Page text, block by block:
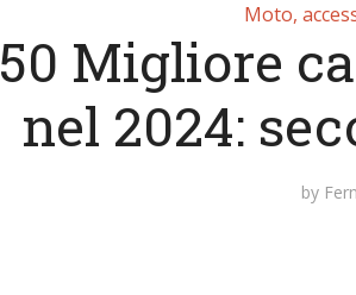
Moto,
50 Migliore
nel 2024:
by